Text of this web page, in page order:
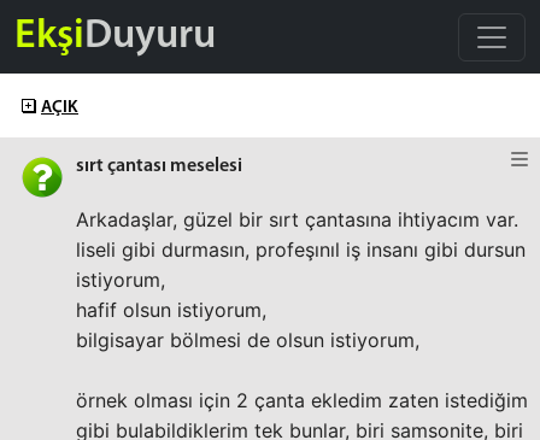
EkşiDuyuru
AÇIK
sırt çantası meselesi
Arkadaşlar, güzel bir sırt çantasına ihtiyacım var.
liseli gibi durmasın, profeşınıl iş insanı gibi dursun
istiyorum,
hafif olsun istiyorum,
bilgisayar bölmesi de olsun istiyorum,
örnek olması için 2 çanta ekledim zaten istediğim
gibi bulabildiklerim tek bunlar, biri samsonite, biri